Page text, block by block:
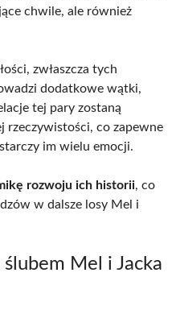
chwile, ale również
zwłaszcza tych
dodatkowe wątki,
tej pary zostaną
rzeczywistości, co zapewne
im wielu emocji.
rozwoju ich historii, co
w dalsze losy Mel i
Mel i Jacka